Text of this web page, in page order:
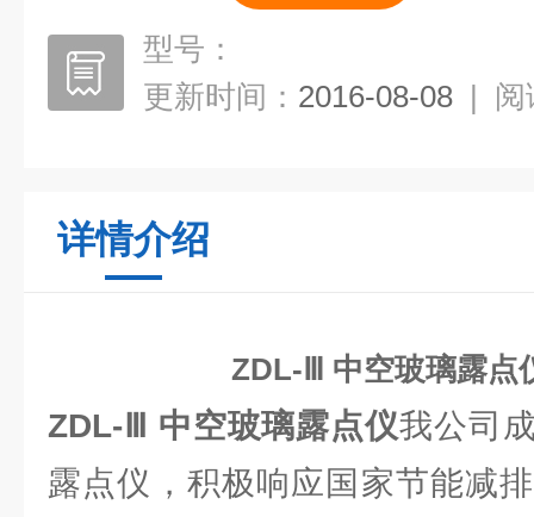
型号：
更新时间： 2016-08-08 | 阅
详情介绍
ZDL-Ⅲ 中空玻璃露点
ZDL-Ⅲ 中空玻璃露点仪我公司
露点仪，积极响应国家节能减